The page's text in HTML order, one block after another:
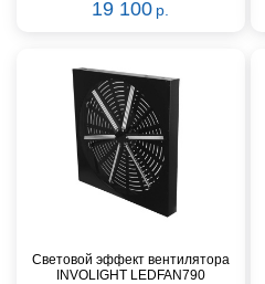
19 100 р.
Световой эффект вентилятора
INVOLIGHT LEDFAN790